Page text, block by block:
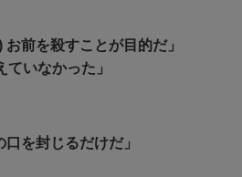
お前を殺すことが目的だ」
ていなかった」
口を封じるだけだ」